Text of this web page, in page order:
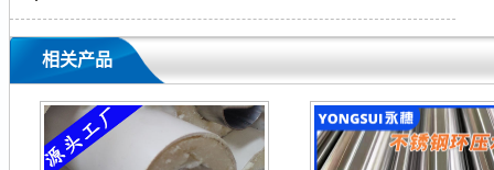
相关产品